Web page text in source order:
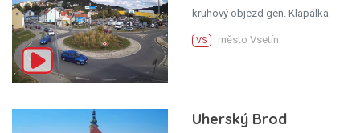
kruhový objezd gen. Klapálka
VS město Vsetín
Uherský Brod